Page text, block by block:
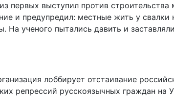
первых выступил против строительства
и предупредил: местные жить у свалки
На ученого пытались давить и
лоббирует отстаивание
репрессий русскоязычных граждан на